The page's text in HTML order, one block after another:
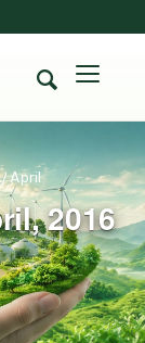
2016
/April